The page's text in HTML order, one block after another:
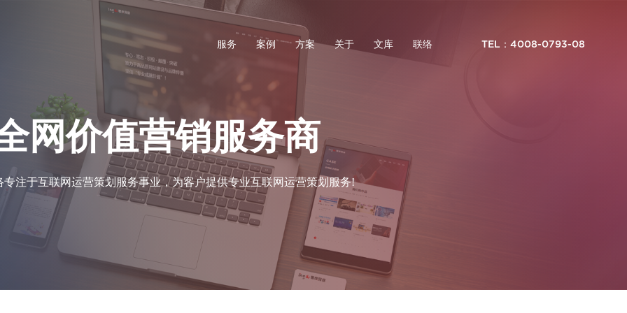
服务 案例 方案 关于 文库 联络 TEL：4008-0793-08
网价值营销服务商
专注于互联网运营策划服务事业，为客户提供专业互联网运营策划服务!